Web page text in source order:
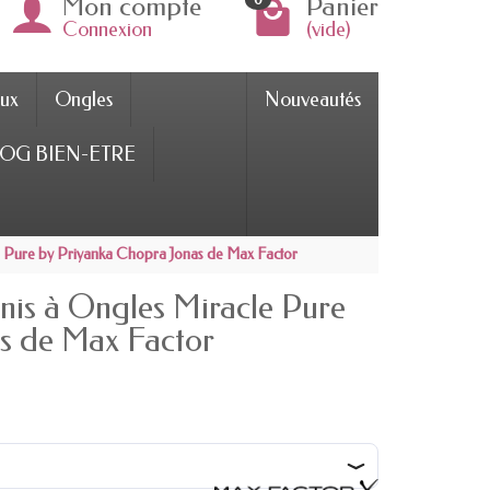
Connexion (vide)
Ongles
BIEN-ETRE
Nouveautés
by Priyanka Chopra Jonas de Max Factor
à Ongles Miracle Pure
de Max Factor